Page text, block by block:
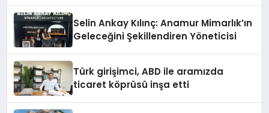
Selin Ankay Kılınç: Anamur Mimarlık’ın
Geleceğini Şekillendiren Yöneticisi
Türk girişimci, ABD ile aramızda
ticaret köprüsü inşa etti